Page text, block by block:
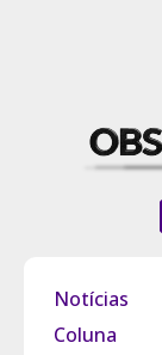
Notícias
Coluna